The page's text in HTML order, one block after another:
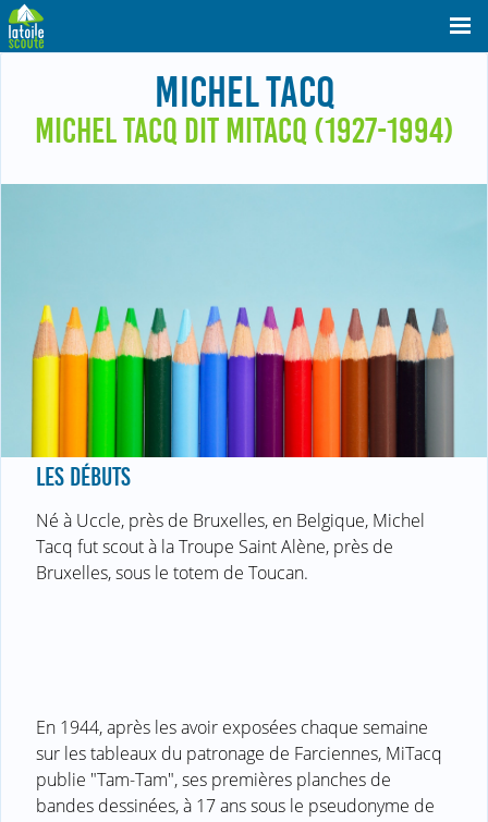
MICHEL TACQ
MICHEL TACQ DIT MITACQ (1927-1994)
LES DÉBUTS
Né à Uccle, près de Bruxelles, en Belgique, Michel
Tacq fut scout à la Troupe Saint Alène, près de
Bruxelles, sous le totem de Toucan.
En 1944, après les avoir exposées chaque semaine
sur les tableaux du patronage de Farciennes, MiTacq
publie "Tam-Tam", ses premières planches de
bandes dessinées, à 17 ans sous le pseudonyme de